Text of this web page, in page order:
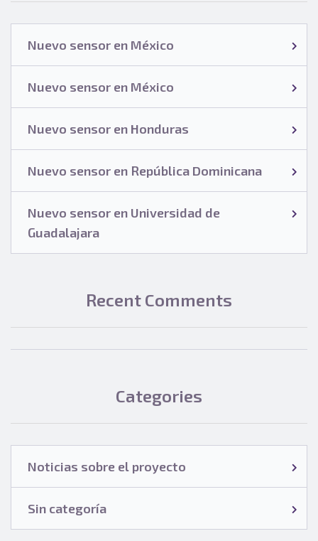
Nuevo sensor en México
Nuevo sensor en México
Nuevo sensor en Honduras
Nuevo sensor en República Dominicana
Nuevo sensor en Universidad de
Guadalajara
Recent Comments
Categories
Noticias sobre el proyecto
Sin categoría